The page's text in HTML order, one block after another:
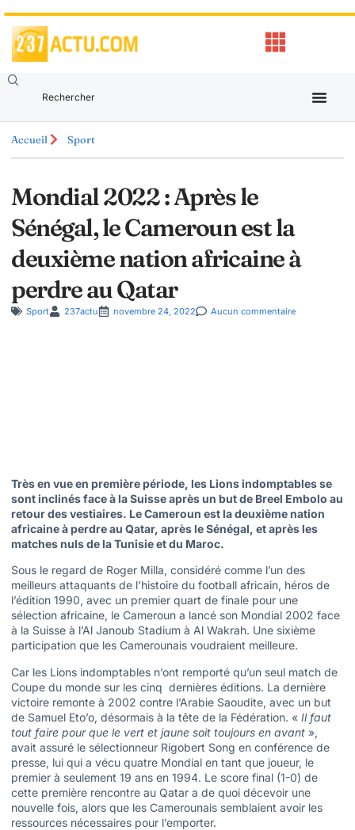
Accueil Sport
Mondial 2022 : Après le
Sénégal, le Cameroun est la
deuxième nation africaine à
perdre au Qatar
Sport 237actu novembre 24, 2022 Aucun commentaire
Très en vue en première période, les Lions indomptables se
sont inclinés face à la Suisse après un but de Breel Embolo au
retour des vestiaires. Le Cameroun est la deuxième nation
africaine à perdre au Qatar, après le Sénégal, et après les
matches nuls de la Tunisie et du Maroc.
Sous le regard de Roger Milla, considéré comme l’un des
meilleurs attaquants de l’histoire du football africain, héros de
l’édition 1990, avec un premier quart de finale pour une
sélection africaine, le Cameroun a lancé son Mondial 2002 face
à la Suisse à l’Al Janoub Stadium à Al Wakrah. Une sixième
participation que les Camerounais voudraient meilleure.
Car les Lions indomptables n’ont remporté qu’un seul match de
Coupe du monde sur les cinq dernières éditions. La dernière
victoire remonte à 2002 contre l’Arabie Saoudite, avec un but
de Samuel Eto’o, désormais à la tête de la Fédération. « Il faut
tout faire pour que le vert et jaune soit toujours en avant »,
avait assuré le sélectionneur Rigobert Song en conférence de
presse, lui qui a vécu quatre Mondial en tant que joueur, le
premier à seulement 19 ans en 1994. Le score final (1-0) de
cette première rencontre au Qatar a de quoi décevoir une
nouvelle fois, alors que les Camerounais semblaient avoir les
ressources nécessaires pour l’emporter.